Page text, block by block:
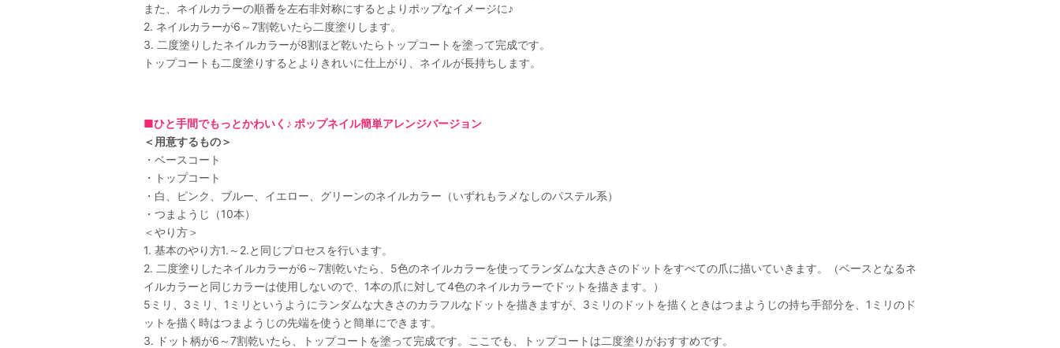
また、ネイルカラーの順番を左右非対称にするとよりポップなイメージに♪
2. ネイルカラーが6～7割乾いたら二度塗りします。
3. 二度塗りしたネイルカラーが8割ほど乾いたらトップコートを塗って完成です。
トップコートも二度塗りするとよりきれいに仕上がり、ネイルが長持ちします。
■ひと手間でもっとかわいく♪ ポップネイル簡単アレンジバージョン
＜用意するもの＞
・ベースコート
・トップコート
・白、ピンク、ブルー、イエロー、グリーンのネイルカラー（いずれもラメなしのパステル系）
・つまようじ（10本）
＜やり方＞
1. 基本のやり方1.～2.と同じプロセスを行います。
2. 二度塗りしたネイルカラーが6～7割乾いたら、5色のネイルカラーを使ってランダムな大きさのドットをすべての爪に描いていきます。（ベースとなるネ
イルカラーと同じカラーは使用しないので、1本の爪に対して4色のネイルカラーでドットを描きます。）
5ミリ、3ミリ、1ミリというようにランダムな大きさのカラフルなドットを描きますが、3ミリのドットを描くときはつまようじの持ち手部分を、1ミリのド
ットを描く時はつまようじの先端を使うと簡単にできます。
3. ドット柄が6～7割乾いたら、トップコートを塗って完成です。ここでも、トップコートは二度塗りがおすすめです。